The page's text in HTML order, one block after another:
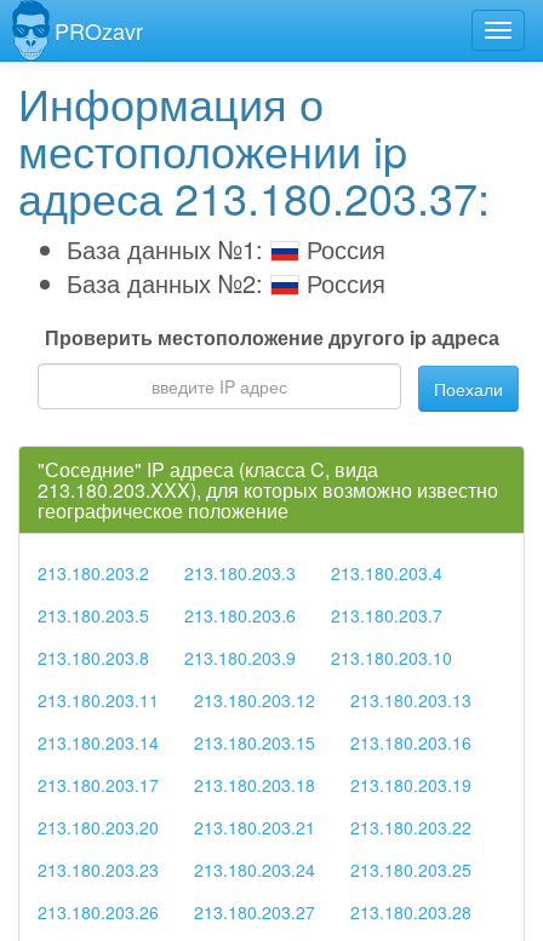
PROzavr
Информация о
местоположении ip
адреса 213.180.203.37:
База данных №1:
Россия
База данных №2:
Россия
Проверить местоположение другого ip адреса
Поехали
"Соседние" IP адреса (класса C, вида
213.180.203.XXX), для которых возможно известно
географическое положение
213.180.203.2 213.180.203.3
213.180.203.4
213.180.203.5
213.180.203.6
213.180.203.7
213.180.203.8
213.180.203.9
213.180.203.10
213.180.203.11
213.180.203.12
213.180.203.13
213.180.203.14
213.180.203.15
213.180.203.16
213.180.203.17
213.180.203.18
213.180.203.19
213.180.203.20
213.180.203.21
213.180.203.22
213.180.203.23
213.180.203.24
213.180.203.25
213.180.203.26
213.180.203.27
213.180.203.28